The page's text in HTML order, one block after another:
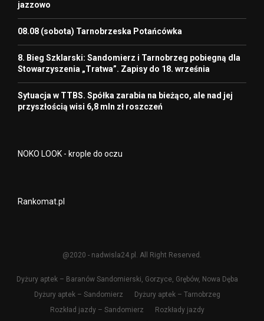
jazzowo
08.08 (sobota) Tarnobrzeska Potańcówka
8. Bieg Szklarski: Sandomierz i Tarnobrzeg pobiegną dla
Stowarzyszenia „Tratwa”. Zapisy do 18. września
Sytuacja w TTBS. Spółka zarabia na bieżąco, ale nad jej
przyszłością wisi 6,8 mln zł roszczeń
NOKO LOOK - krople do oczu
Rankomat.pl
@2020 - nadwisla24.pl. All Right Reserved.
Dyżury aptek – Baranów Sandomierski, Gorzyce, Grębów, Nowa Dęba
Dyżury aptek – Sandomierz
Dyżury aptek – Tarnobrzeg
Rozkład jazdy – Sandomierz
Rozkłady jazdy